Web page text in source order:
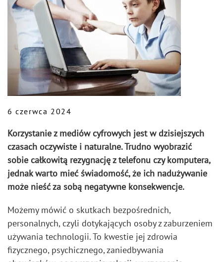
6 czerwca 2024
Korzystanie z mediów cyfrowych jest w dzisiejszych
czasach oczywiste i naturalne. Trudno wyobrazić
sobie całkowitą rezygnację z telefonu czy komputera,
jednak warto mieć świadomość, że ich nadużywanie
może nieść za sobą negatywne konsekwencje.
Możemy mówić o skutkach bezpośrednich,
personalnych, czyli dotykających osoby z zaburzeniem
używania technologii. To kwestie jej zdrowia
fizycznego, psychicznego, zaniedbywania